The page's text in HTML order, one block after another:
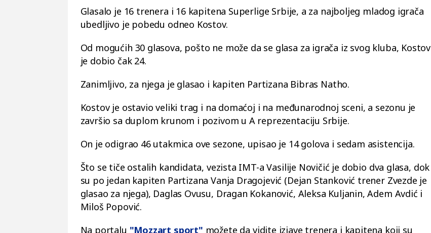
Glasalo je 16 trenera i 16 kapitena Superlige Srbije, a za najboljeg mladog igrača
ubedljivo je pobedu odneo Kostov.
Od mogućih 30 glasova, pošto ne može da se glasa za igrača iz svog kluba, Kostov
je dobio čak 24.
Zanimljivo, za njega je glasao i kapiten Partizana Bibras Natho.
Kostov je ostavio veliki trag i na domaćoj i na međunarodnoj sceni, a sezonu je
završio sa duplom krunom i pozivom u A reprezentaciju Srbije.
On je odigrao 46 utakmica ove sezone, upisao je 14 golova i sedam asistencija.
Što se tiče ostalih kandidata, vezista IMT-a Vasilije Novičić je dobio dva glasa, dok
su po jedan kapiten Partizana Vanja Dragojević (Dejan Stanković trener Zvezde je
glasao za njega), Daglas Ovusu, Dragan Kokanović, Aleksa Kuljanin, Adem Avdić i
Miloš Popović.
Na portalu "Mozzart sport" možete da vidite izjave trenera i kapitena koji su